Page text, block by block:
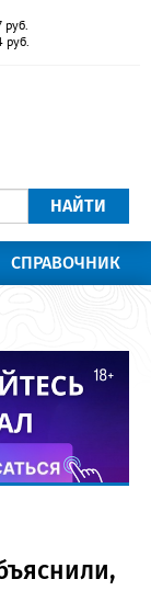
руб.
руб.
НАЙТИ
СПРАВОЧНИК